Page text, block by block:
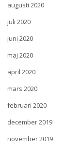
augusti 2020
juli 2020
juni 2020
maj 2020
april 2020
mars 2020
februari 2020
december 2019
november 2019